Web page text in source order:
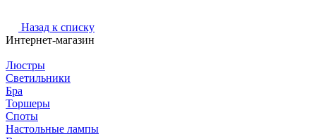
Назад к списку
Интернет-магазин
Люстры
Светильники
Бра
Торшеры
Споты
Настольные лампы